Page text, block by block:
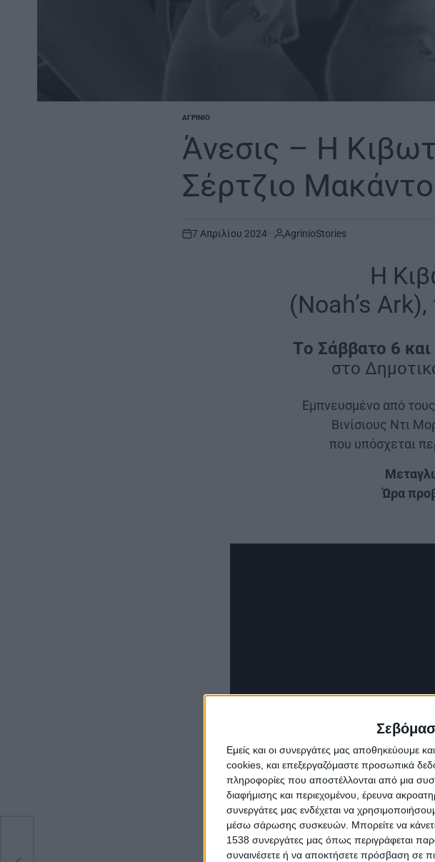
Εμείς και οι συνεργάτες μας αποθηκεύουμε
cookies, και επεξεργαζόμαστε προσωπικά
πληροφορίες που αποστέλλονται από μια
διαφήμισης και περιεχομένου, έρευνα
συνεργάτες μας ενδέχεται να
μέσω σάρωσης συσκευών. Μπορείτε να κάνετε
1538 συνεργάτες μας όπως περιγράφεται
συναινέσετε ή να αποκτήσετε πρόσβαση σε
POSTED
ΑΓΡΊΝΙΟ
Άνεσις – Η
Σέρτζιο Μακάντο
on
7 Απριλίου 2024 AgrinioStories
Η
(Noah’s
Τo Σάββατο 6
στο
Εμπνευσμένο από
Βινίσιους Ντι
που υπόσχεται
Ώρα